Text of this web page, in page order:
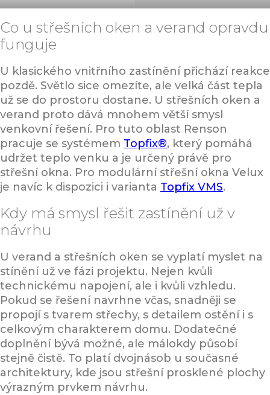
Co u střešních oken a verand opravdu
funguje
U klasického vnitřního zastínění přichází reakce
pozdě. Světlo sice omezíte, ale velká část tepla
už se do prostoru dostane. U střešních oken a
verand proto dává mnohem větší smysl
venkovní řešení. Pro tuto oblast Renson
pracuje se systémem Topfix®, který pomáhá
udržet teplo venku a je určený právě pro
střešní okna. Pro modulární střešní okna Velux
je navíc k dispozici i varianta Topfix VMS.
Kdy má smysl řešit zastínění už v
návrhu
U verand a střešních oken se vyplatí myslet na
stínění už ve fázi projektu. Nejen kvůli
technickému napojení, ale i kvůli vzhledu.
Pokud se řešení navrhne včas, snadněji se
propojí s tvarem střechy, s detailem ostění i s
celkovým charakterem domu. Dodatečné
doplnění bývá možné, ale málokdy působí
stejně čistě. To platí dvojnásob u současné
architektury, kde jsou střešní prosklené plochy
výrazným prvkem návrhu.